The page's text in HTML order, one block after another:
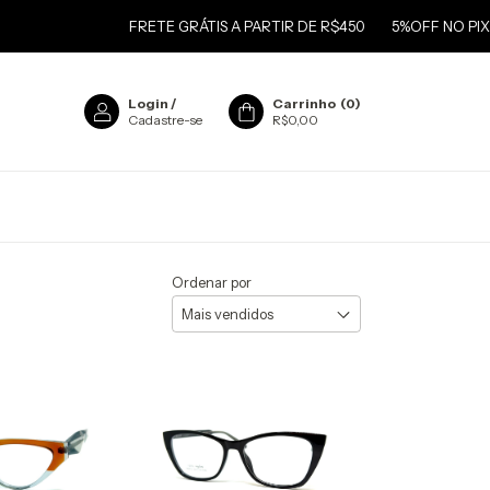
FRETE GRÁTIS A PARTIR DE R$450 5%OFF NO PIX
Login /
Cadastre-se
Carrinho (0)
R$0,00
Ordenar por